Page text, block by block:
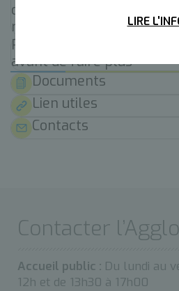
LIRE
démarche de concertation
révision du SCoT
Résultat : un SCoT pour
avant de faire plus"
Documents
Lien utiles
Contacts
Contacter l’Agglo
Accueil public : Du lundi au
12h et de 13h30 à 17h00